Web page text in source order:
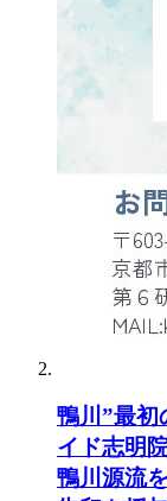
鴨川”最初
イド志明
鴨川源流